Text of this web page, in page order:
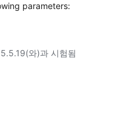
parameters:
5.5.19(와)과 시험됨